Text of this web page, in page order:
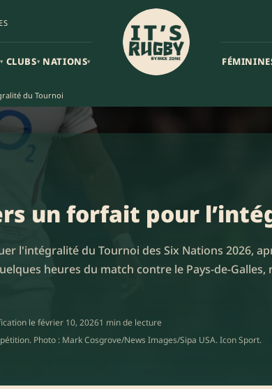
▾ CLUBS▾ NATIONS▾
du Tournoi
un forfait pour
l'intégralité du Tournoi des Six Nations 2026,
heures du match contre le Pays-de-
lefévrier 10, 20261 min de lecture
Photo : Mark Cosgrove/News Images/Sipa USA. Icon Sport.